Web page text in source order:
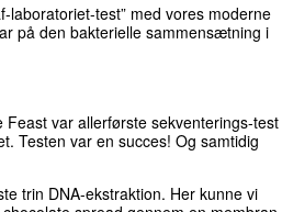
laboratoriet-test” med vores moderne
på den bakterielle sammensætning i
var allerførste sekventerings-test
Testen var en succes! Og samtidig
trin DNA-ekstraktion. Her kunne vi